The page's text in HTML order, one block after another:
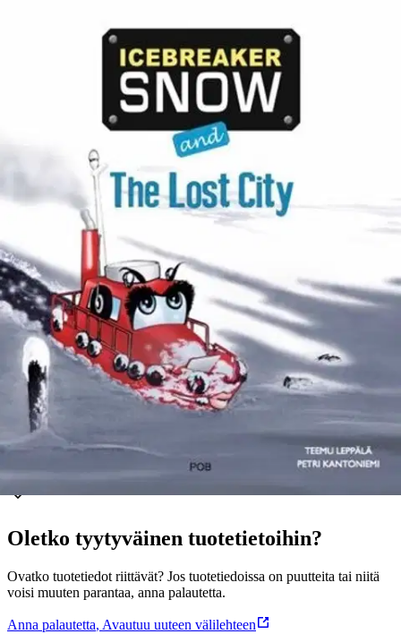
Tuotekuvaus
Icebreaker Snow's good friend Twinkle the pilot boat is posted to
Utö Island in the Archipelago Sea. Soon Twinkle is hard at work
plying the iced-over waters of late spring. Returning from the pilot
boat meeting point one day, Twinkle is surprised by a snowstorm
that causes her instruments to stop working. She is left out of contact
with the rest of the world and finds herself in a place whose
existence is known only in legends... When Mr.
Twinkle has disappeared, the great search begins. How can Twinkle
get a message ot the outside world, and will she ever see her friend
Snow again? Icebreaker Snow and the Lost City is the third
installment in the children's book series about Snow and his friends.
Written by Teemu Leppälä, who is a real-life icebreaker operator,
sea captain and pilot, the Icebreaker Snow series tells exciting stories
that take both children and adults on icy adventures on the seas.
Näytä lisää tuotekuvausta
Ominaisuudet
Oletko tyytyväinen tuotetietoihin?
Ovatko tuotetiedot riittävät? Jos tuotetiedoissa on puutteita tai niitä
voisi muuten parantaa, anna palautetta.
Anna palautetta, Avautuu uuteen välilehteen